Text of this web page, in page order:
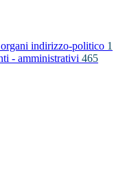
indirizzo-politico 1
- amministrativi 465